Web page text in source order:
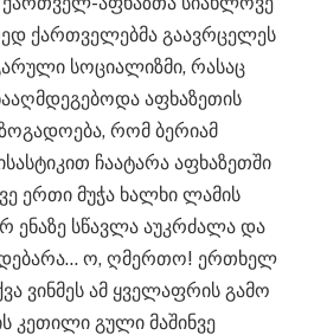
ქართველებმა გაავრცელეს
სოციალიზმი, რასაც
აფხაზეთის
რომ ბერიამ
ჩაატარა აფხაზეთში
ერთი მუჭა ხალხი ლამის
ენაზე სწავლა აუკრძალა და
ო, ღმერთო! ერთხელ
ვინმეს ამ ყველაფრის გამო
კეთილი გული მაშინვე